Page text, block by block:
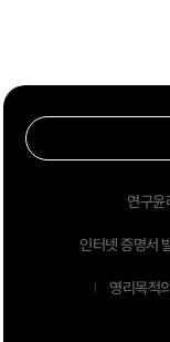
연구윤
인터넷 증명서
영리목적